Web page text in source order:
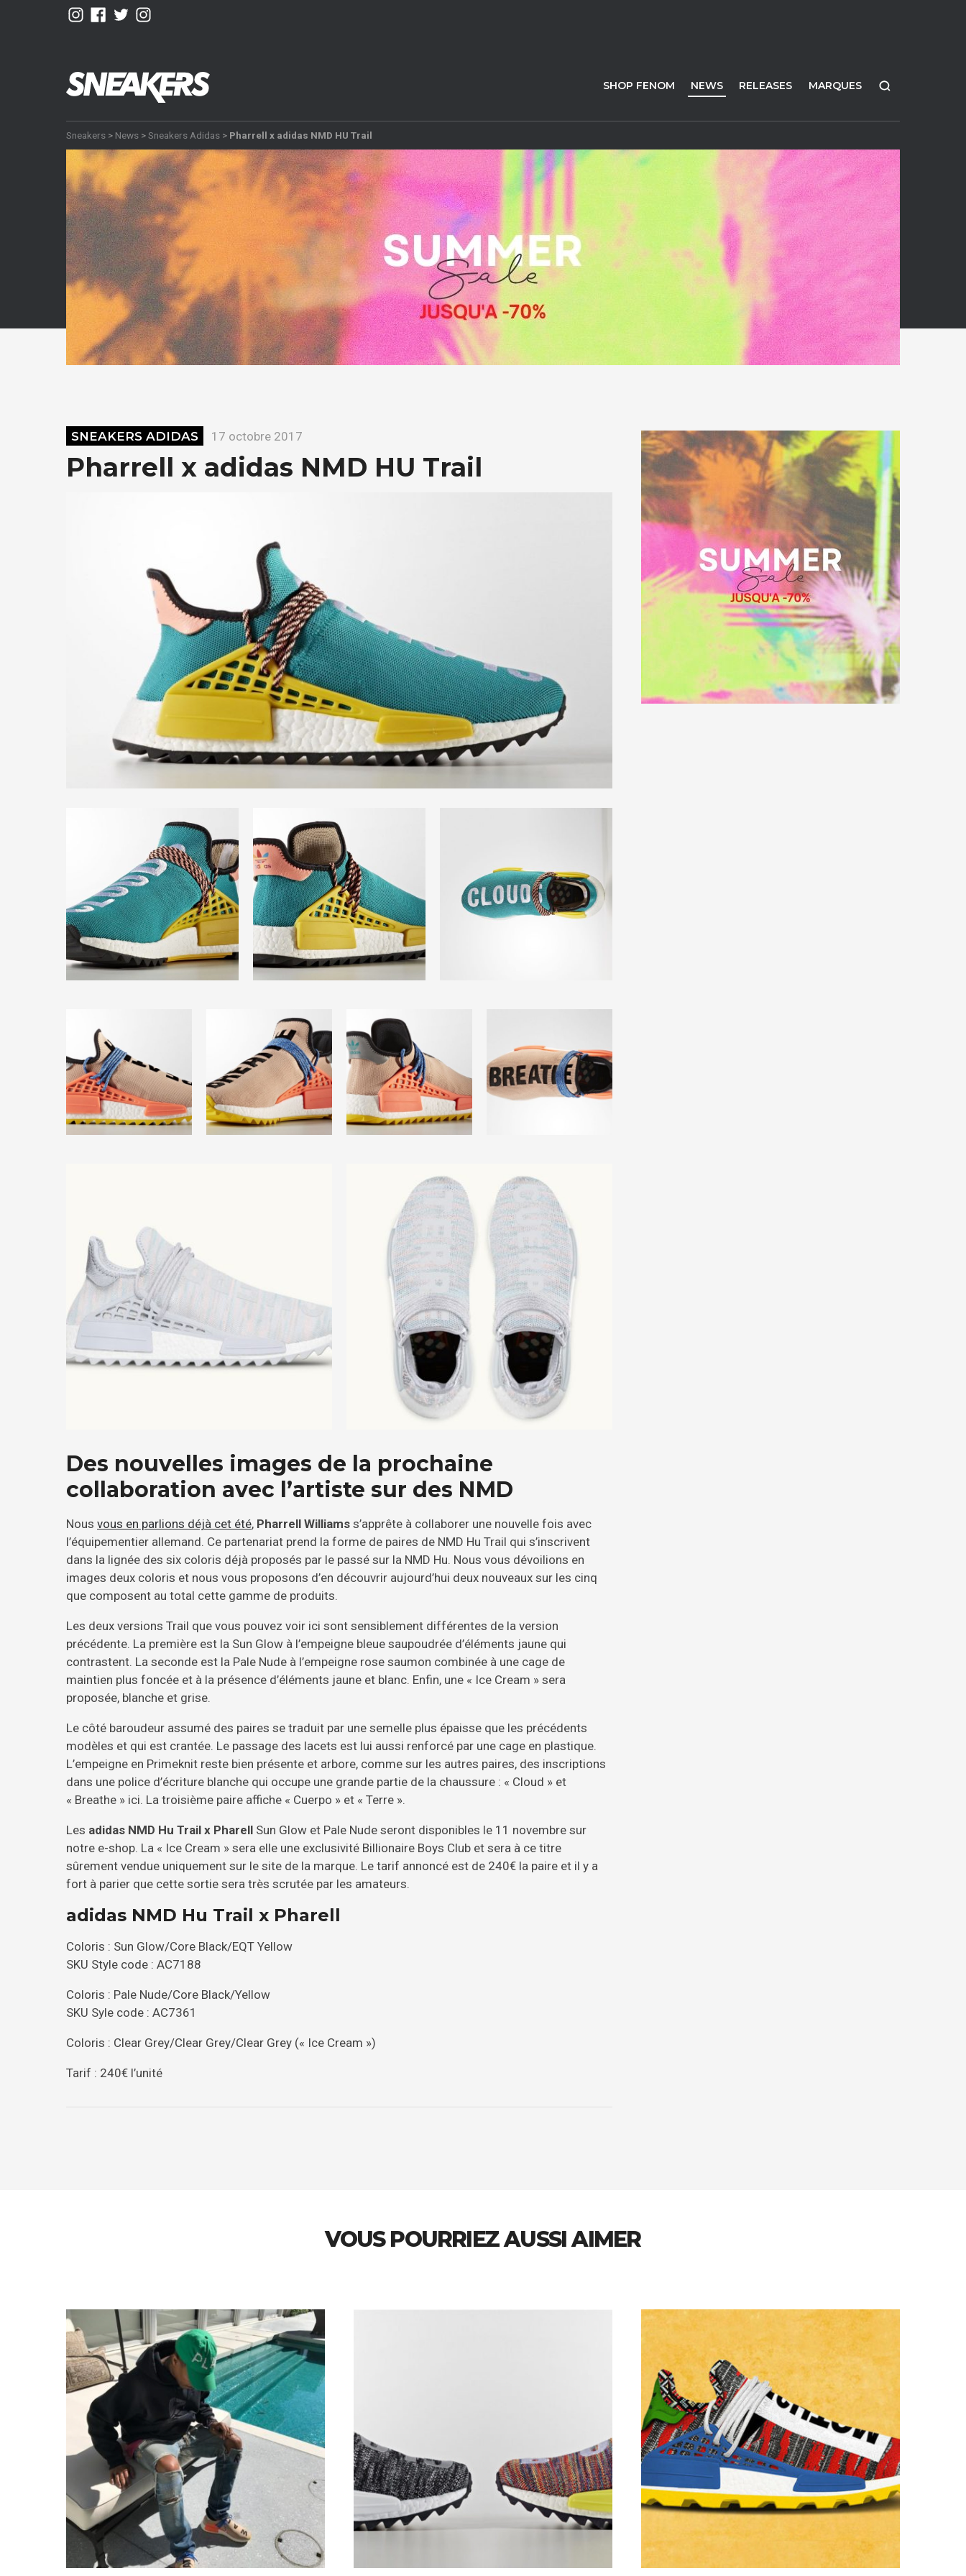
SHOP FENOM NEWS RELEASES MARQUES
Sneakers > News >Sneakers Adidas > Pharrell x adidas NMD HU Trail
SNEAKERS ADIDAS 17 octobre 2017
Pharrell x adidas NMD HU Trail
Des nouvelles images de la prochaine
collaboration avec l’artiste sur des NMD
Nous vous en parlions déjà cet été, Pharrell Williams s’apprête à collaborer une nouvelle fois avec
l’équipementier allemand. Ce partenariat prend la forme de paires de NMD Hu Trail qui s’inscrivent
dans la lignée des six coloris déjà proposés par le passé sur la NMD Hu. Nous vous dévoilions en
images deux coloris et nous vous proposons d’en découvrir aujourd’hui deux nouveaux sur les cinq
que composent au total cette gamme de produits.
Les deux versions Trail que vous pouvez voir ici sont sensiblement différentes de la version
précédente. La première est la Sun Glow à l’empeigne bleue saupoudrée d’éléments jaune qui
contrastent. La seconde est la Pale Nude à l’empeigne rose saumon combinée à une cage de
maintien plus foncée et à la présence d’éléments jaune et blanc. Enfin, une « Ice Cream » sera
proposée, blanche et grise.
Le côté baroudeur assumé des paires se traduit par une semelle plus épaisse que les précédents
modèles et qui est crantée. Le passage des lacets est lui aussi renforcé par une cage en plastique.
L’empeigne en Primeknit reste bien présente et arbore, comme sur les autres paires, des inscriptions
dans une police d’écriture blanche qui occupe une grande partie de la chaussure : « Cloud » et
« Breathe » ici. La troisième paire affiche « Cuerpo » et « Terre ».
Les adidas NMD Hu Trail x Pharell Sun Glow et Pale Nude seront disponibles le 11 novembre sur
notre e-shop. La « Ice Cream » sera elle une exclusivité Billionaire Boys Club et sera à ce titre
sûrement vendue uniquement sur le site de la marque. Le tarif annoncé est de 240€ la paire et il y a
fort à parier que cette sortie sera très scrutée par les amateurs.
adidas NMD Hu Trail x Pharell
Coloris : Sun Glow/Core Black/EQT Yellow
SKU Style code : AC7188
Coloris : Pale Nude/Core Black/Yellow
SKU Syle code : AC7361
Coloris : Clear Grey/Clear Grey/Clear Grey (« Ice Cream »)
Tarif : 240€ l’unité
VOUS POURRIEZ AUSSI AIMER